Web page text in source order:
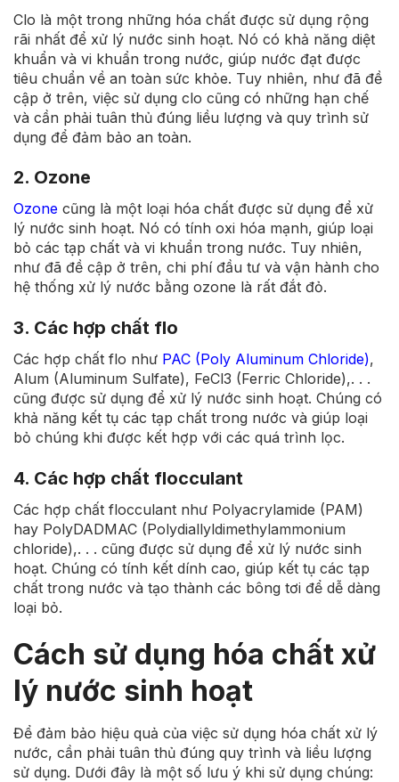
Clo là một trong những hóa chất được sử dụng rộng
rãi nhất để xử lý nước sinh hoạt. Nó có khả năng diệt
khuẩn và vi khuẩn trong nước, giúp nước đạt được
tiêu chuẩn về an toàn sức khỏe. Tuy nhiên, như đã đề
cập ở trên, việc sử dụng clo cũng có những hạn chế
và cần phải tuân thủ đúng liều lượng và quy trình sử
dụng để đảm bảo an toàn.
2. Ozone
Ozone cũng là một loại hóa chất được sử dụng để xử
lý nước sinh hoạt. Nó có tính oxi hóa mạnh, giúp loại
bỏ các tạp chất và vi khuẩn trong nước. Tuy nhiên,
như đã đề cập ở trên, chi phí đầu tư và vận hành cho
hệ thống xử lý nước bằng ozone là rất đắt đỏ.
3. Các hợp chất flo
Các hợp chất flo như PAC (Poly Aluminum Chloride),
Alum (Aluminum Sulfate), FeCl3 (Ferric Chloride),. . .
cũng được sử dụng để xử lý nước sinh hoạt. Chúng có
khả năng kết tụ các tạp chất trong nước và giúp loại
bỏ chúng khi được kết hợp với các quá trình lọc.
4. Các hợp chất flocculant
Các hợp chất flocculant như Polyacrylamide (PAM)
hay PolyDADMAC (Polydiallyldimethylammonium
chloride),. . . cũng được sử dụng để xử lý nước sinh
hoạt. Chúng có tính kết dính cao, giúp kết tụ các tạp
chất trong nước và tạo thành các bông tơi để dễ dàng
loại bỏ.
Cách sử dụng hóa chất xử
lý nước sinh hoạt
Để đảm bảo hiệu quả của việc sử dụng hóa chất xử lý
nước, cần phải tuân thủ đúng quy trình và liều lượng
sử dụng. Dưới đây là một số lưu ý khi sử dụng chúng: